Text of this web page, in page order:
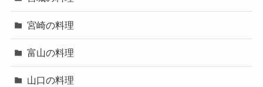
宮崎の料理
富山の料理
山口の料理